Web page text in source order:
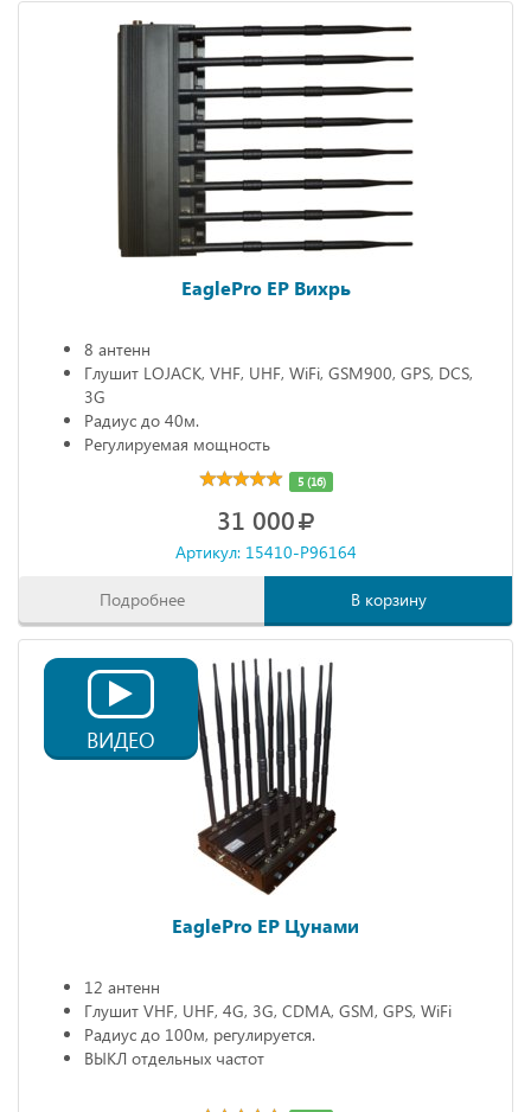
EaglePro EP Вихрь
8 антенн
Глушит LOJACK, VHF, UHF, WiFi, GSM900, GPS, DCS,
3G
Радиус до 40м.
Регулируемая мощность
5 (16)
31 000
Артикул: 15410-P96164
Подробнее В корзину
ВИДЕО
EaglePro EP Цунами
12 антенн
Глушит VHF, UHF, 4G, 3G, CDMA, GSM, GPS, WiFi
Радиус до 100м, регулируется.
ВЫКЛ отдельных частот